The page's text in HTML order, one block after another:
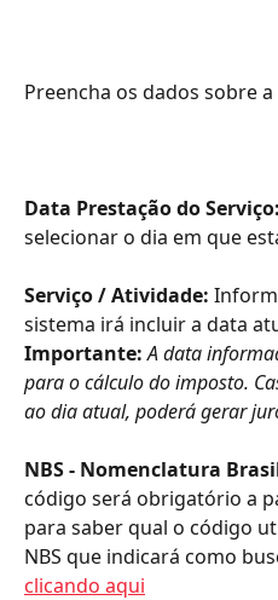
Preencha os dados sobre
Data Prestação do Serviço:
selecionar o dia em que
Serviço / Atividade:
sistema irá incluir a data
Importante: A data
para o cálculo do imposto.
ao dia atual, poderá gerar
NBS - Nomenclatura
código será obrigatório a
para saber qual o código
NBS que indicará como
clicando aqui